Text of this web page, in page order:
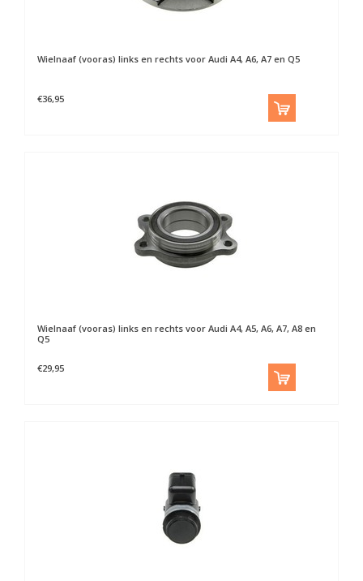
Wielnaaf (vooras) links en rechts voor Audi A4, A6, A7 en Q5
€36,95
Wielnaaf (vooras) links en rechts voor Audi A4, A5, A6, A7, A8 en
Q5
€29,95